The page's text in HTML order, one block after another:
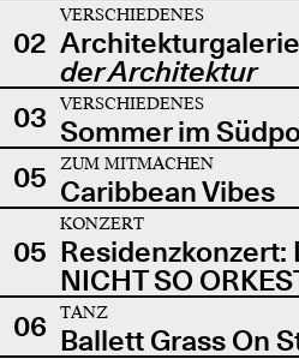
02
VERSCHIEDENES
der Architektur
03
VERSCHIEDENES
Sommer im
05
ZUM MITMACHEN
Caribbean Vibes
05
KONZERT
Residenzkonzert:
NICHT SO
06
TANZ
Ballett Grass On